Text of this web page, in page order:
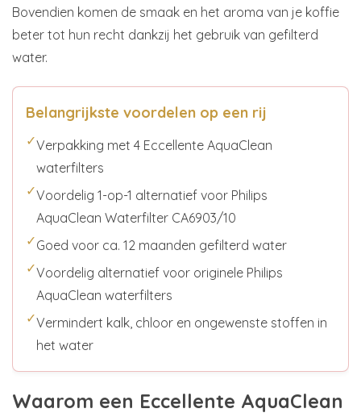
Bovendien komen de smaak en het aroma van je koffie
beter tot hun recht dankzij het gebruik van gefilterd
water.
Belangrijkste voordelen op een rij
✓Verpakking met 4 Eccellente AquaClean
waterfilters
✓Voordelig 1-op-1 alternatief voor Philips
AquaClean Waterfilter CA6903/10
✓Goed voor ca. 12 maanden gefilterd water
✓Voordelig alternatief voor originele Philips
AquaClean waterfilters
✓Vermindert kalk, chloor en ongewenste stoffen in
het water
Waarom een Eccellente AquaClean